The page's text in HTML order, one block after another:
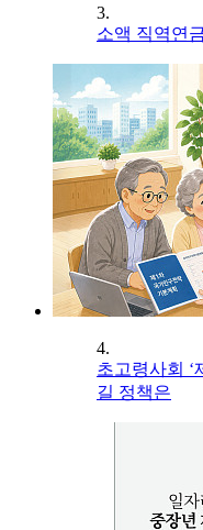
3.
소액 직역연
4.
초고령사회 ‘
길 정책은